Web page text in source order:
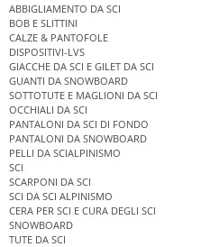
ABBIGLIAMENTO DA SCI
BOB E SLITTINI
CALZE & PANTOFOLE
DISPOSITIVI-LVS
GIACCHE DA SCI E GILET DA SCI
GUANTI DA SNOWBOARD
SOTTOTUTE E MAGLIONI DA SCI
OCCHIALI DA SCI
PANTALONI DA SCI DI FONDO
PANTALONI DA SNOWBOARD
PELLI DA SCIALPINISMO
SCI
SCARPONI DA SCI
SCI DA SCI ALPINISMO
CERA PER SCI E CURA DEGLI SCI
SNOWBOARD
TUTE DA SCI